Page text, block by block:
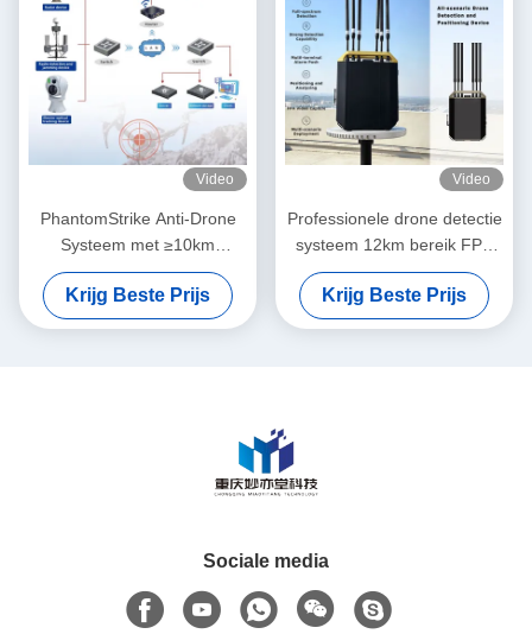
Video
PhantomStrike Anti-Drone
Systeem met ≥10km
Detectiebereik en ≥3km Anti-
Drone Bereik met Multi-
Spectrum Detectie
Krijg Beste Prijs
Video
Professionele drone detectie
systeem 12km bereik FPV
onderschepping real time
Pilot Location Tracking
Krijg Beste Prijs
Sociale media